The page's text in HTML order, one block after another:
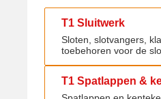
T1 Sluitwerk
T1 Sluitwerk
Sloten, slotvangers,
toebehoren voor de
T1 Spatlappen &
T1 Spatlappen &